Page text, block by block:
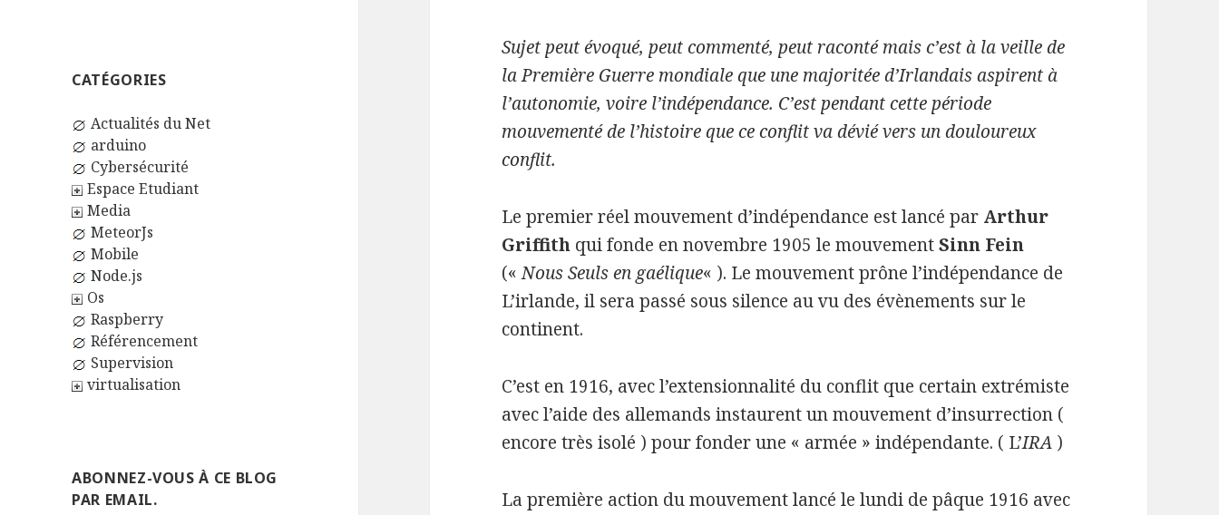
CATÉGORIES
Actualités du Net
arduino
Cybersécurité
Espace Etudiant
Media
MeteorJs
Mobile
Node.js
Os
Raspberry
Référencement
Supervision
virtualisation
ABONNEZ-VOUS À CE BLOG
PAR EMAIL.
Sujet peut évoqué, peut commenté, peut raconté mais c’est à la veille de
la Première Guerre mondiale que une majoritée d’Irlandais aspirent à
l’autonomie, voire l’indépendance. C’est pendant cette période
mouvementé de l’histoire que ce conflit va dévié vers un douloureux
conflit.
Le premier réel mouvement d’indépendance est lancé par Arthur
Griffith qui fonde en novembre 1905 le mouvementSinn Fein
(«Nous Seuls en gaélique« ). Le mouvement prône l’indépendance de
L’irlande, il sera passé sous silence au vu des évènements sur le
continent.
C’est en 1916, avec l’extensionnalité du conflit que certain extrémiste
avec l’aide des allemands instaurent un mouvement d’insurrection (
encore très isolé ) pour fonder une « armée » indépendante. ( L’IRA )
La première action du mouvement lancé le lundi de pâque 1916 avec